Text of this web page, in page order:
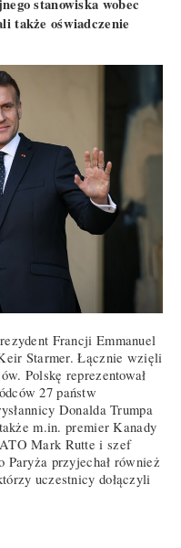
także oświadczenie
Francji Emmanuel
Starmer. Łącznie wzięli
Polskę reprezentował
27 państw
Donalda Trumpa
m.in. premier Kanady
Mark Rutte i szef
przyjechał również
uczestnicy dołączyli